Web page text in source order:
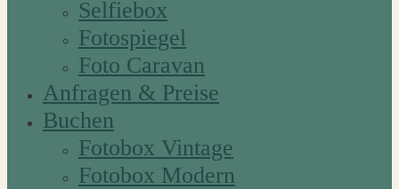
Selfiebox
Fotospiegel
Foto Caravan
Anfragen & Preise
Buchen
Fotobox Vintage
Fotobox Modern